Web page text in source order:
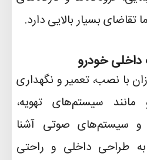
تقاضای بسیار بالایی دارد.
خودرو
با نصب، تعمیر و نگهداری
سیستم‌های تهویه،
و سیستم‌های صوتی آشنا
طراحی داخلی و راحتی